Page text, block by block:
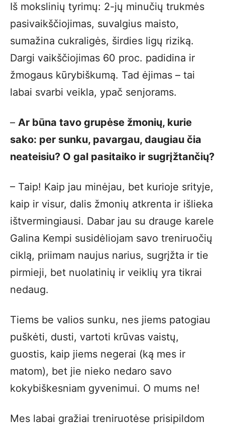
Iš mokslinių tyrimų: 2-jų minučių trukmės
pasivaikščiojimas, suvalgius maisto,
sumažina cukraligės, širdies ligų riziką.
Dargi vaikščiojimas 60 proc. padidina ir
žmogaus kūrybiškumą. Tad ėjimas – tai
labai svarbi veikla, ypač senjorams.
– Ar būna tavo grupėse žmonių, kurie
sako: per sunku, pavargau, daugiau čia
neateisiu? O gal pasitaiko ir sugrįžtančių?
– Taip! Kaip jau minėjau, bet kurioje srityje,
kaip ir visur, dalis žmonių atkrenta ir išlieka
ištvermingiausi. Dabar jau su drauge karele
Galina Kempi susidėliojam savo treniruočių
ciklą, priimam naujus narius, sugrįžta ir tie
pirmieji, bet nuolatinių ir veiklių yra tikrai
nedaug.
Tiems be valios sunku, nes jiems patogiau
puškėti, dusti, vartoti krūvas vaistų,
guostis, kaip jiems negerai (ką mes ir
matom), bet jie nieko nedaro savo
kokybiškesniam gyvenimui. O mums ne!
Mes labai gražiai treniruotėse prisipildom